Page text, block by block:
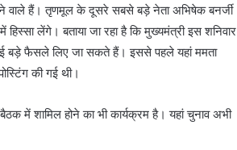
वाले हैं। तृणमूल के दूसरे सबसे बड़े नेता अभिषेक बनर्जी
लेंगे। बताया जा रहा है कि मुख्यमंत्री इस शनिवार
बड़े फैसले लिए जा सकते हैं। इससे पहले यहां ममता
की गई थी।
में शामिल होने का भी कार्यक्रम है। यहां चुनाव अभी